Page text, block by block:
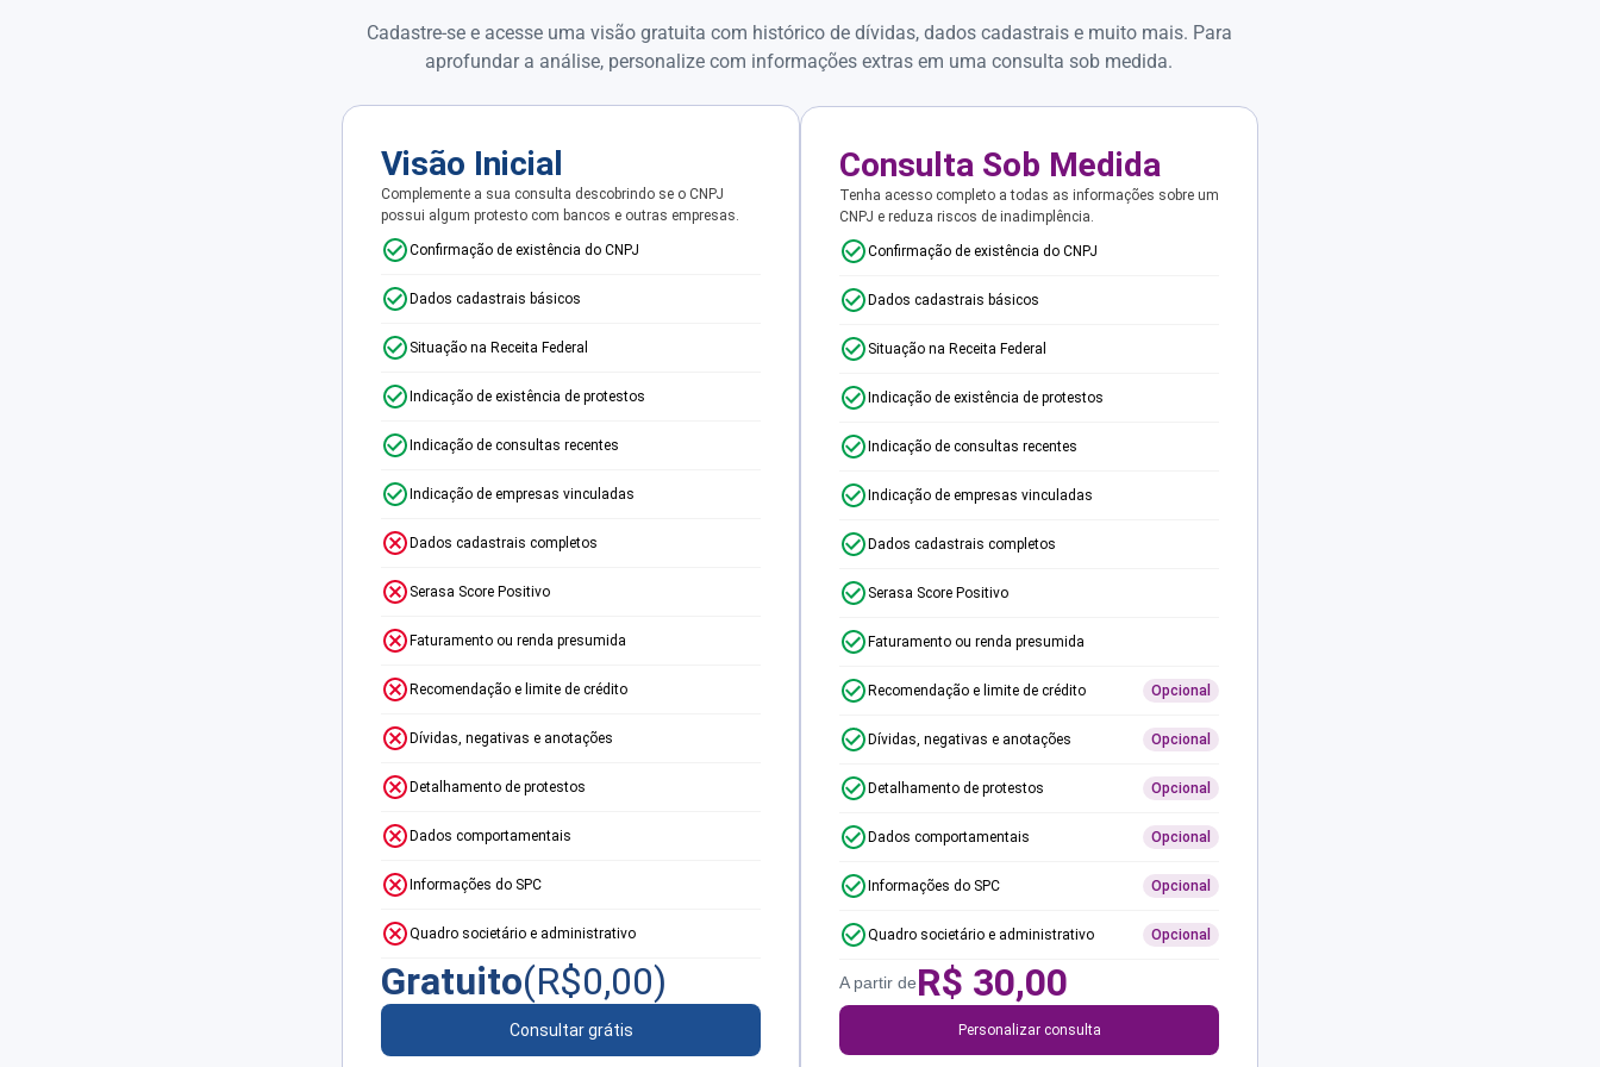
Cadastre-se e acesse uma visão gratuita com histórico de dívidas, dados cadastrais e muito mais. Para
aprofundar a análise, personalize com informações extras em uma consulta sob medida.
Visão Inicial
Complemente a sua consulta descobrindo se o CNPJ
possui algum protesto com bancos e outras empresas.
Confirmação de existência do CNPJ
Dados cadastrais básicos
Situação na Receita Federal
Indicação de existência de protestos
Indicação de consultas recentes
Indicação de empresas vinculadas
Dados cadastrais completos
Serasa Score Positivo
Faturamento ou renda presumida
Recomendação e limite de crédito
Dívidas, negativas e anotações
Detalhamento de protestos
Dados comportamentais
Informações do SPC
Quadro societário e administrativo
Gratuito(R$0,00)
Consultar grátis
Consulta Sob Medida
Tenha acesso completo a todas as informações sobre um
CNPJ e reduza riscos de inadimplência.
Confirmação de existência do CNPJ
Dados cadastrais básicos
Situação na Receita Federal
Indicação de existência de protestos
Indicação de consultas recentes
Indicação de empresas vinculadas
Dados cadastrais completos
Serasa Score Positivo
Faturamento ou renda presumida
Recomendação e limite de crédito Opcional
Dívidas, negativas e anotações Opcional
Detalhamento de protestos Opcional
Dados comportamentais Opcional
Informações do SPC Opcional
Quadro societário e administrativo Opcional
A partir deR$ 30,00
Personalizar consulta